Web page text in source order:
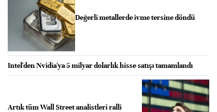
Değerli metallerde ivme tersine döndü
Intel'den Nvidia'ya 5 milyar dolarlık hisse satışı tamamlandı
Artık tüm Wall Street analistleri ralli